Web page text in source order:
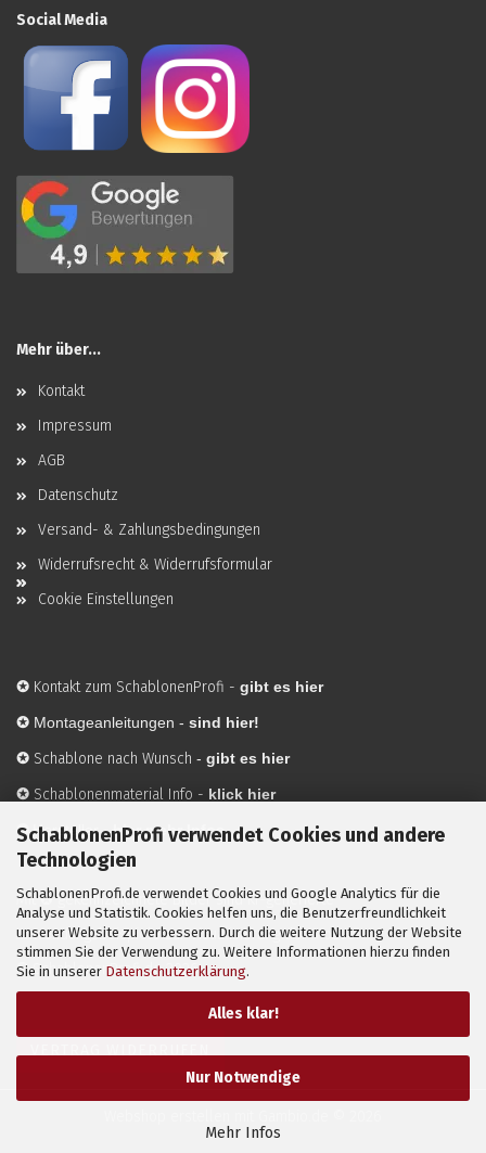
SchablonenProfi verwendet Cookies und andere
Technologien
SchablonenProfi.de verwendet Cookies und Google Analytics für die
Analyse und Statistik. Cookies helfen uns, die Benutzerfreundlichkeit
unserer Website zu verbessern. Durch die weitere Nutzung der Website
stimmen Sie der Verwendung zu. Weitere Informationen hierzu finden
Sie in unserer Datenschutzerklärung.
Alles klar!
Nur Notwendige
Mehr Infos
Social Media
Mehr über...
Kontakt
Impressum
AGB
Datenschutz
Versand- & Zahlungsbedingungen
Widerrufsrecht & Widerrufsformular
Cookie Einstellungen
✪ Kontakt zum SchablonenProfi - gibt es hier
✪ Montageanleitungen - sind hier!
✪ Schablone nach Wunsch - gibt es hier
✪ Schablonenmaterial Info - klick hier
✪Hersteller-hier mehr Infos
Mit ✪ gekennzeichnete Bilder sind KI-generierte
Anwendungsbeispiele zur Visualisierung der Motive.
© SchablonenProfi.de2026